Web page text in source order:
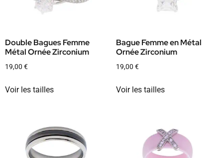
Double Bagues Femme
Métal Ornée Zirconium
19,00 €
Voir les tailles
Bague Femme en Métal
Ornée Zirconium
19,00 €
Voir les tailles